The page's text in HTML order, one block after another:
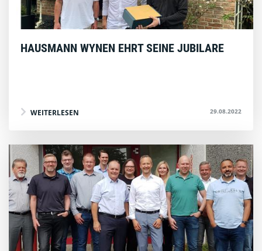
HAUSMANN WYNEN EHRT SEINE JUBILARE
WEITERLESEN 29.08.2022